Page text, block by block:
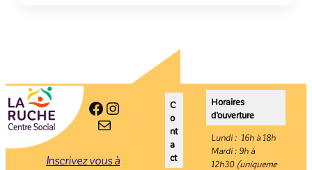
Facebook Instagram
E-mail
Inscrivez vous à
C
o
nt
a
ct
Horaires
d’ouverture
Lundi : 16h à 18h
Mardi : 9h à
12h30 (uniqueme